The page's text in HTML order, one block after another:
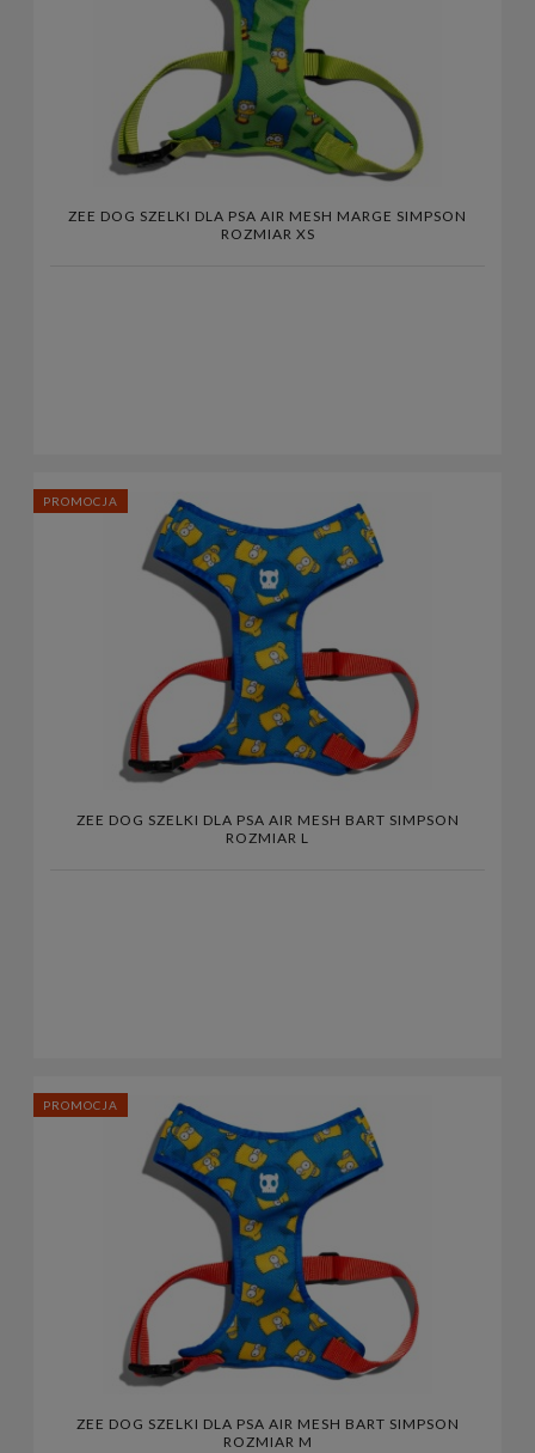
ZEE DOG SZELKI DLA PSA AIR MESH MARGE SIMPSON
ROZMIAR XS
ZEE DOG SZELKI DLA PSA AIR MESH BART SIMPSON
ROZMIAR L
PROMOCJA
ZEE DOG SZELKI DLA PSA AIR MESH BART SIMPSON
ROZMIAR M
PROMOCJA